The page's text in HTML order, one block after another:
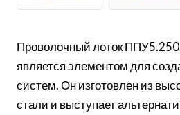
Проволочный лоток
является элементом для
систем. Он изготовлен из
стали и выступает